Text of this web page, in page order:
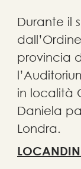
Durante il
provincia
in località
Daniela
Londra.